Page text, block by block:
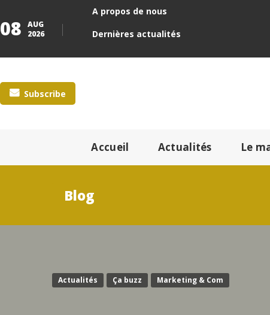
08
AUG
2026
A propos de nous
Dernières actualités
Subscribe
Accueil Actualités Le
Blog
Actualités Ça buzz Marketing & Com